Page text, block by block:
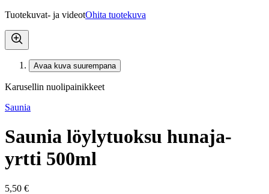
Tuotekuvat- ja videotOhita tuotekuva
Avaa kuva suurempana
Karusellin nuolipainikkeet
Saunia
Saunia löylytuoksu hunaja-
yrtti 500ml
5,50 €